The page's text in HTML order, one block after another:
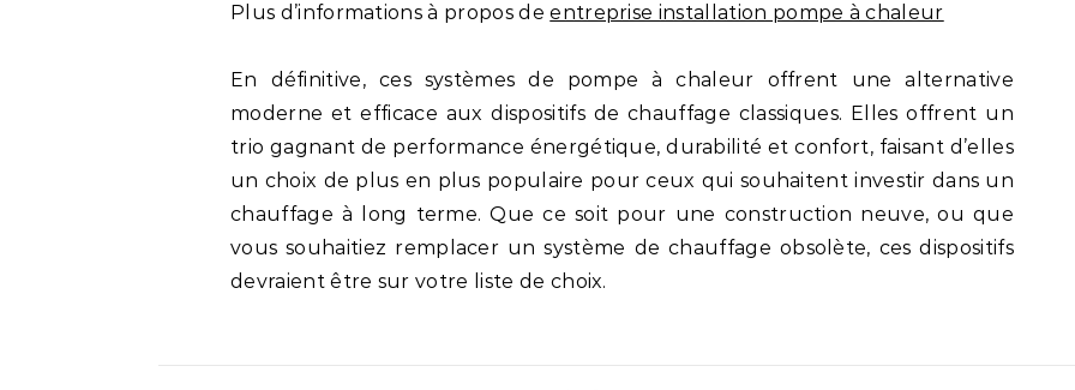
Plus d’informations à propos deentreprise installation pompe à chaleur
En définitive, ces systèmes de pompe à chaleur offrent une alternative
moderne et efficace aux dispositifs de chauffage classiques. Elles offrent un
trio gagnant de performance énergétique, durabilité et confort, faisant d’elles
un choix de plus en plus populaire pour ceux qui souhaitent investir dans un
chauffage à long terme. Que ce soit pour une construction neuve, ou que
vous souhaitiez remplacer un système de chauffage obsolète, ces dispositifs
devraient être sur votre liste de choix.